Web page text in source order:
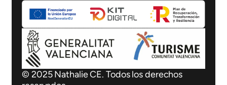
© 2025 Nathalie CE. Todos los derechos